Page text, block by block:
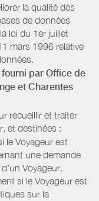
la qualité des
de données
loi du 1er juillet
mars 1996 relative
fourni par Office de
et Charentes
recueillir et traiter
et destinées :
le Voyageur est
une demande
Voyageur.
si le Voyageur est
sur la